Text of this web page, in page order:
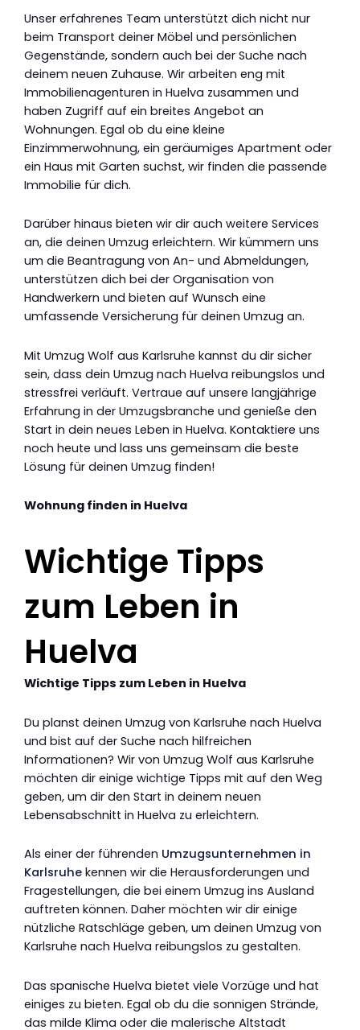
Unser erfahrenes Team unterstützt dich nicht nur
beim Transport deiner Möbel und persönlichen
Gegenstände, sondern auch bei der Suche nach
deinem neuen Zuhause. Wir arbeiten eng mit
Immobilienagenturen in Huelva zusammen und
haben Zugriff auf ein breites Angebot an
Wohnungen. Egal ob du eine kleine
Einzimmerwohnung, ein geräumiges Apartment oder
ein Haus mit Garten suchst, wir finden die passende
Immobilie für dich.
Darüber hinaus bieten wir dir auch weitere Services
an, die deinen Umzug erleichtern. Wir kümmern uns
um die Beantragung von An- und Abmeldungen,
unterstützen dich bei der Organisation von
Handwerkern und bieten auf Wunsch eine
umfassende Versicherung für deinen Umzug an.
Mit Umzug Wolf aus Karlsruhe kannst du dir sicher
sein, dass dein Umzug nach Huelva reibungslos und
stressfrei verläuft. Vertraue auf unsere langjährige
Erfahrung in der Umzugsbranche und genieße den
Start in dein neues Leben in Huelva. Kontaktiere uns
noch heute und lass uns gemeinsam die beste
Lösung für deinen Umzug finden!
Wohnung finden in Huelva
Wichtige Tipps
zum Leben in
Huelva
Wichtige Tipps zum Leben in Huelva
Du planst deinen Umzug von Karlsruhe nach Huelva
und bist auf der Suche nach hilfreichen
Informationen? Wir von Umzug Wolf aus Karlsruhe
möchten dir einige wichtige Tipps mit auf den Weg
geben, um dir den Start in deinem neuen
Lebensabschnitt in Huelva zu erleichtern.
Als einer der führenden Umzugsunternehmen in
Karlsruhe kennen wir die Herausforderungen und
Fragestellungen, die bei einem Umzug ins Ausland
auftreten können. Daher möchten wir dir einige
nützliche Ratschläge geben, um deinen Umzug von
Karlsruhe nach Huelva reibungslos zu gestalten.
Das spanische Huelva bietet viele Vorzüge und hat
einiges zu bieten. Egal ob du die sonnigen Strände,
das milde Klima oder die malerische Altstadt